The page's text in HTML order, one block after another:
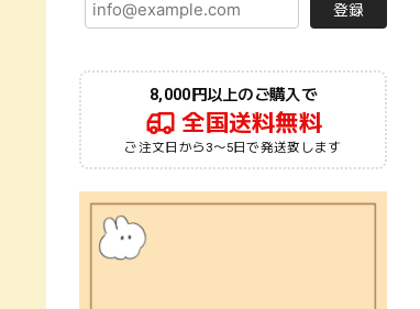
登録
8,000円以上のご購入で
全国送料無料
ご注文日から3〜5日で発送致します